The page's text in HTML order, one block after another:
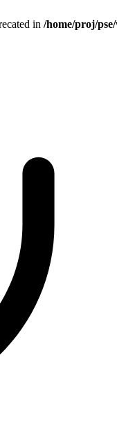
in /home/proj/